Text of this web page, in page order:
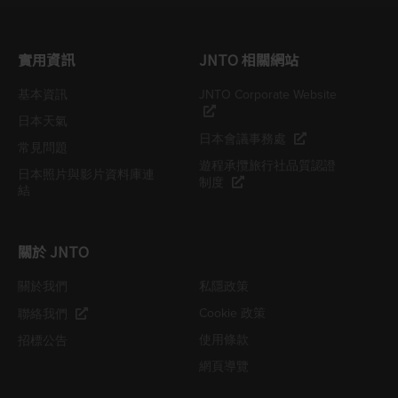
實用資訊 JNTO 相關網站
關於 JNTO